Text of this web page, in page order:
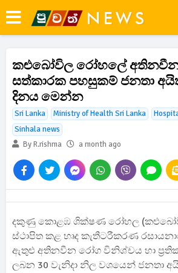
කළුබෝවිල රෝහලේ
සත්කාරක පහසුකම් ජනතා
දිනය මෙන්න
Sri Lanka Ministry of Health Sri Lanka
Sinhala news
By R.rishma
a month ago
දකුණු කොළඹ ශික්ෂණ රෝහල
ස්ථාපිත කළ හෘද කැතීටරීකරණ
ඇතුළු අතිනවීන රෝග විනිශ්චය හා
ලබන 30 වැනිදා නිල වශයෙන් ජනතා